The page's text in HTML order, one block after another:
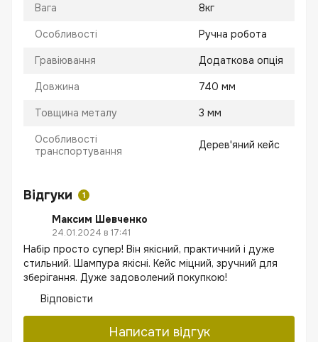
Вага 8кг
Особливості Ручна робота
Гравіювання Додаткова опція
Довжина 740 мм
Товщина металу 3 мм
Особливості
транспортування
Дерев'яний кейс
Відгуки 1
Максим Шевченко
24.01.2024 в 17:41
Набір просто супер! Він якісний, практичний і дуже
стильний. Шампура якісні. Кейс міцний, зручний для
зберігання. Дуже задоволений покупкою!
Відповісти
Написати відгук